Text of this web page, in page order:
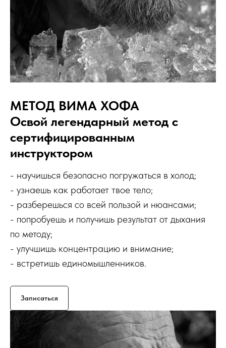
МЕТОД ВИМА ХОФА
Освой легендарный метод с
сертифицированным
инструктором
- научишься безопасно погружаться в холод;
- узнаешь как работает твое тело;
- разберешься со всей пользой и нюансами;
- попробуешь и получишь результат от дыхания
по методу;
- улучшишь концентрацию и внимание;
- встретишь единомышленников.
Записаться